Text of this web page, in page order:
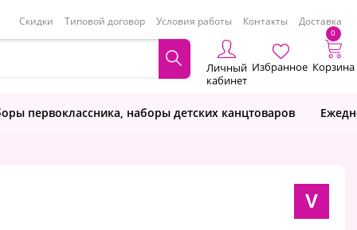
Скидки Типовой договор Условия работы Контакты Доставка
Личный
кабинет
Избранное
0
Корзина
первоклассника, наборы детских канцтоваров
V